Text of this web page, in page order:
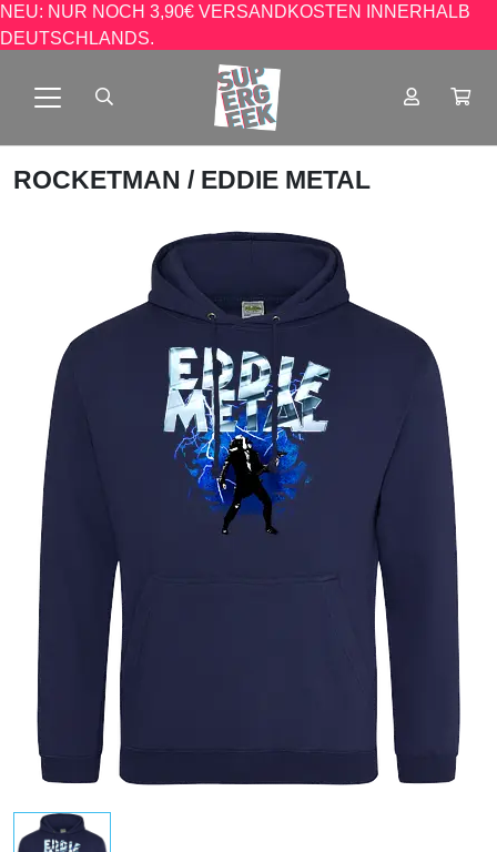
NEU: NUR NOCH 3,90€ VERSANDKOSTEN INNERHALB
DEUTSCHLANDS.
ROCKETMAN / EDDIE METAL